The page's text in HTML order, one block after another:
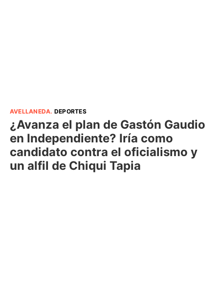
AVELLANEDA. DEPORTES
¿Avanza el plan de Gastón Gaudio
en Independiente? Iría como
candidato contra el oficialismo y
un alfil de Chiqui Tapia